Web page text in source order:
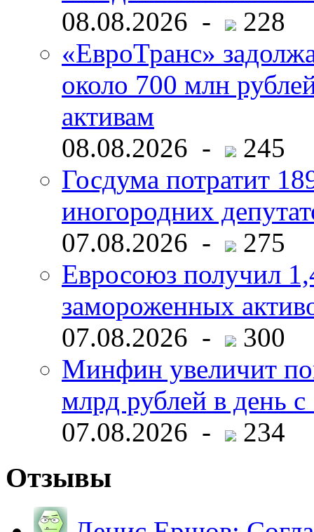
08.08.2026 -
228
«ЕвроТранс»
около 700 млн
активам
08.08.2026 -
245
Госдума потратит
иногородних
07.08.2026 -
275
Евросоюз получил
замороженных
07.08.2026 -
300
Минфин увеличит
млрд рублей в день с
07.08.2026 -
234
Отзывы